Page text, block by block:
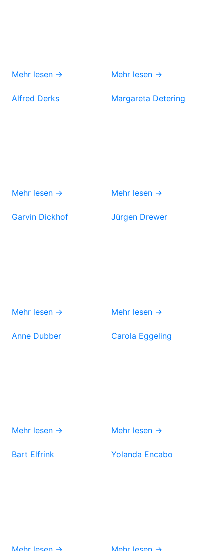
Mehr lesen → Mehr lesen →
Alfred Derks
Mehr lesen →
Margareta Detering
Mehr lesen →
Garvin Dickhof
Mehr lesen →
Jürgen Drewer
Mehr lesen →
Anne Dubber
Mehr lesen →
Carola Eggeling
Mehr lesen →
Bart Elfrink
Mehr lesen →
Yolanda Encabo
Mehr lesen →